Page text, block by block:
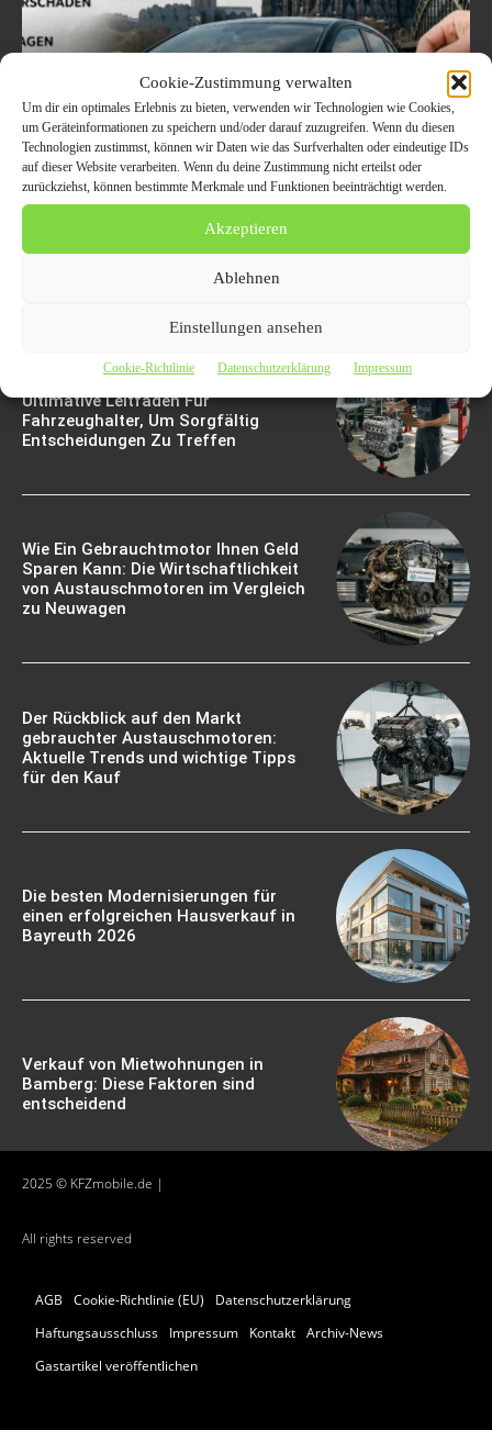
Cookie-Zustimmung verwalten
Um dir ein optimales Erlebnis zu bieten, verwenden wir Technologien wie Cookies,
um Geräteinformationen zu speichern und/oder darauf zuzugreifen. Wenn du diesen
Technologien zustimmst, können wir Daten wie das Surfverhalten oder eindeutige IDs
auf dieser Website verarbeiten. Wenn du deine Zustimmung nicht erteilst oder
zurückziehst, können bestimmte Merkmale und Funktionen beeinträchtigt werden.
Akzeptieren
Ablehnen
Einstellungen ansehen
Cookie-Richtlinie Datenschutzerklärung Impressum
Welche Fahrzeuge in Köln
aktuell besonders gefragt
sind – Trends im
Autoankauf 2026
Motorschaden Bewertung: Der
Ultimative Leitfaden Für
Fahrzeughalter, Um Sorgfältig
Entscheidungen Zu Treffen
Wie Ein Gebrauchtmotor Ihnen Geld
Sparen Kann: Die Wirtschaftlichkeit
von Austauschmotoren im Vergleich
zu Neuwagen
Der Rückblick auf den Markt
gebrauchter Austauschmotoren:
Aktuelle Trends und wichtige Tipps
für den Kauf
Die besten Modernisierungen für
einen erfolgreichen Hausverkauf in
Bayreuth 2026
Verkauf von Mietwohnungen in
Bamberg: Diese Faktoren sind
entscheidend
2025 © KFZmobile.de |
All rights reserved
AGB Cookie-Richtlinie (EU)
Datenschutzerklärung
Haftungsausschluss
Impressum Kontakt Archiv-News
Gastartikel veröffentlichen